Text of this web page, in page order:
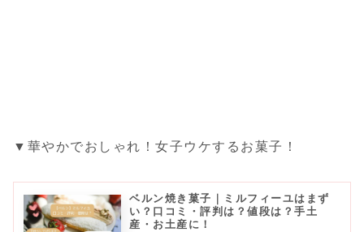
▼華やかでおしゃれ！女子ウケするお菓子！
ベルン焼き菓子｜ミルフィーユはまず
い？口コミ・評判は？値段は？手土
産・お土産に！